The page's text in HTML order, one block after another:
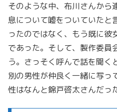
そのような中、布川さんから
息について嘘をついていたと
ったのではなく、もう既に彼
であった。そして、製作委員
う。さっそく呼んで話を聞く
別の男性が仲良く一緒に写っ
性はなんと錦戸啓太さんだっ